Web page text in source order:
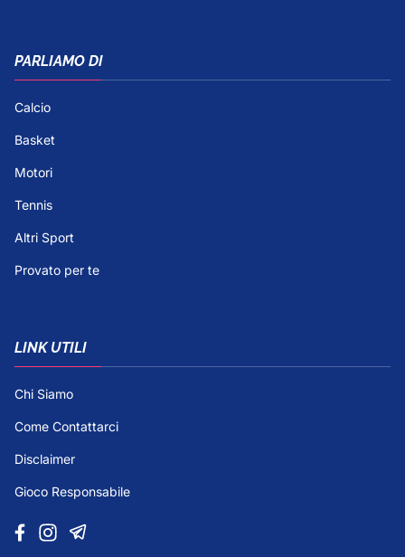
PARLIAMO DI
Calcio
Basket
Motori
Tennis
Altri Sport
Provato per te
LINK UTILI
Chi Siamo
Come Contattarci
Disclaimer
Gioco Responsabile